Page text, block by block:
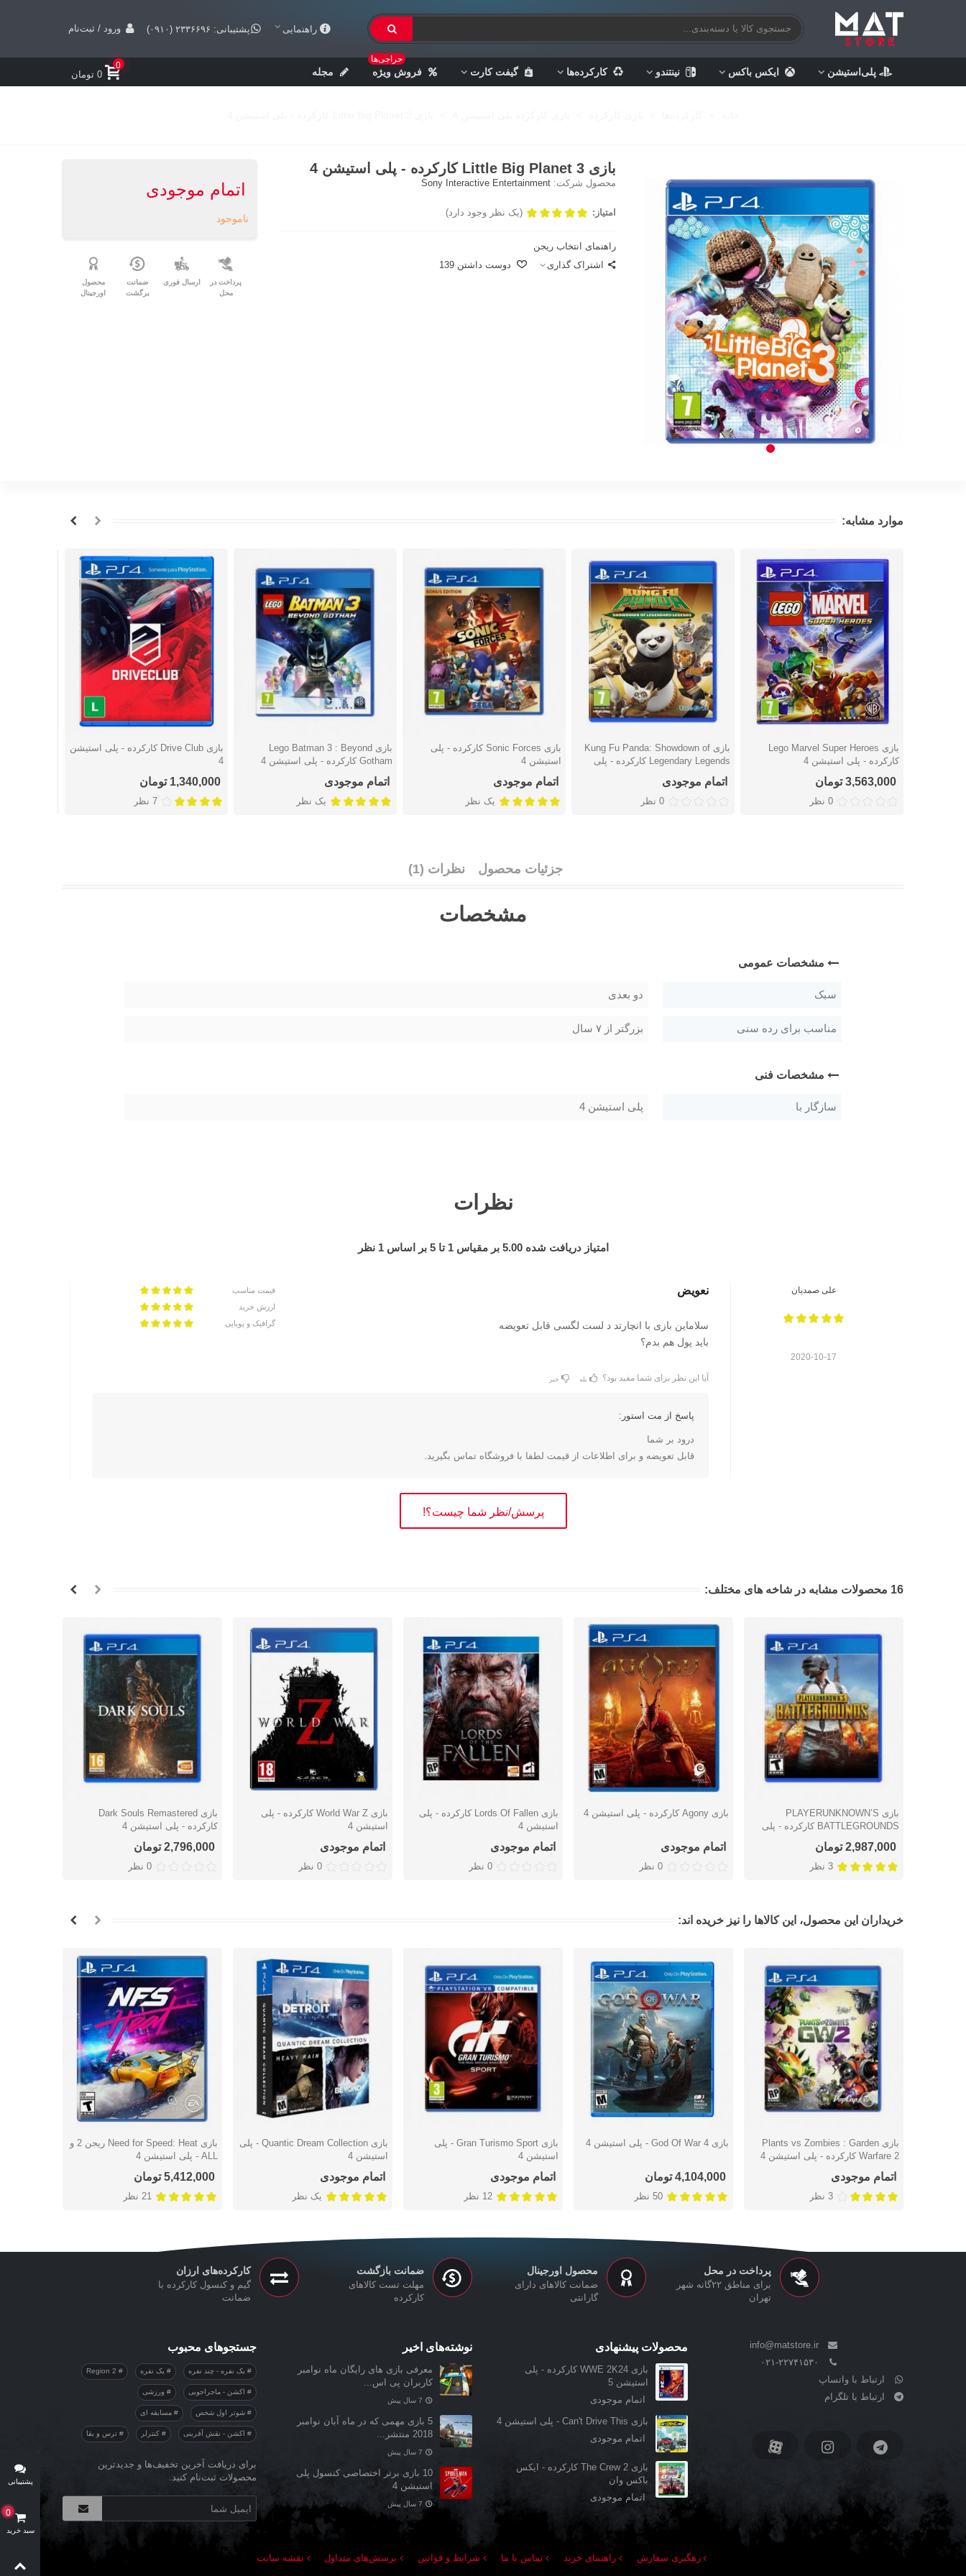
راهنمایی پشتیبانی: ۲۳۳۶۶۹۶ (۰۹۱۰) ورود / ثبت‌نام
پلی‌استیشن ایکس باکس نینتندو کارکرده‌ها گیفت کارت فروش ویژه
حراجی‌ها
مجله
0
0 تومان
بازی Little Big Planet 3 کارکرده - پلی استیشن 4
محصول شرکت: Sony Interactive Entertainment
امتیاز: (یک نظر وجود دارد)
راهنمای انتخاب ریجن
اشتراک گذاری
دوست داشتن 139
اتمام موجودی
ناموجود
پرداخت در
محل
ارسال فوری
ضمانت
برگشت
محصول
اورجینال
موارد مشابه:
دوست داشتن
بازی Lego Marvel Super Heroes
کارکرده - پلی استیشن 4
3,563,000 تومان
0 نظر
دوست داشتن
بازی Kung Fu Panda: Showdown of
Legendary Legends کارکرده - پلی
استیشن 4
اتمام موجودی
0 نظر
دوست داشتنبازی Sonic Forces کارکرده - پلی
استیشن 4
اتمام موجودی
یک نظر
دوست داشتن
بازی Lego Batman 3 : Beyond
Gotham کارکرده - پلی استیشن 4
اتمام موجودی
یک نظر
دوست داشتنبازی Drive Club کارکرده - پلی استیشن
4
1,340,000 تومان
7 نظر
جزئیات محصول نظرات (1)
مشخصات
مشخصات عمومی
سبک دو بعدی
مناسب برای رده سنی بزرگتر از ۷ سال
مشخصات فنی
سازگار با پلی استیشن 4
نظرات
امتیاز دریافت شده5.00 بر مقیاس1 تا5 بر اساس1 نظر
علی صمدیان
2020-10-17
نعویض
سلاماین بازی با انچارتد د لست لگسی قابل تعویضه
باید پول هم بدم؟
قیمت مناسب
ارزش خرید
گرافیک و پویایی
آیا این نظر برای شما مفید بود؟ بله خیر
پاسخ از مت استور:
درود بر شما
قابل تعویضه و برای اطلاعات از قیمت لطفا با فروشگاه تماس بگیرید.
پرسش/نظر شما چیست؟!
16 محصولات مشابه در شاخه های مختلف:
دوست داشتن
بازی PLAYERUNKNOWN’S
BATTLEGROUNDS کارکرده - پلی
2,987,000 تومان
3 نظر
دوست داشتن بازی Agony کارکرده - پلی استیشن 4
اتمام موجودی
0 نظر
دوست داشتن بازی Lords Of Fallen کارکرده - پلی
استیشن 4
اتمام موجودی
0 نظر
دوست داشتنبازی World War Z کارکرده - پلی
استیشن 4
اتمام موجودی
0 نظر
دوست داشتن
بازی Dark Souls Remastered
کارکرده - پلی استیشن 4
2,796,000 تومان
0 نظر
خریداران این محصول، این کالاها را نیز خریده اند:
دوست داشتن
بازی Plants vs Zombies : Garden
Warfare 2 کارکرده - پلی استیشن 4
اتمام موجودی
3 نظر
دوست داشتن بازی God Of War 4 - پلی استیشن 4
4,104,000 تومان
50 نظر
دوست داشتن
بازی Gran Turismo Sport - پلی
استیشن 4
اتمام موجودی
12 نظر
دوست داشتن
بازی Quantic Dream Collection - پلی
استیشن 4
اتمام موجودی
یک نظر
دوست داشتن
بازی Need for Speed: Heat ریجن 2 و
ALL - پلی استیشن 4
5,412,000 تومان
21 نظر
پرداخت در محل
برای مناطق ۲۲گانه شهر
تهران
محصول اورجینال
ضمانت کالاهای دارای
گارانتی
ضمانت بازگشت
مهلت تست کالاهای
کارکرده
کارکرده‌های ارزان
گیم و کنسول کارکرده با
ضمانت
info@matstore.ir
۰۲۱-۲۲۷۴۱۵۳۰
ارتباط با واتساپ
ارتباط با تلگرام
محصولات پیشنهادی
بازی WWE 2K24 کارکرده - پلی
استیشن 5
اتمام موجودی
بازی Can't Drive This - پلی استیشن 4
اتمام موجودی
بازی The Crew 2 کارکرده - ایکس
باکس وان
اتمام موجودی
نوشته‌های اخیر
معرفی بازی‌ های رایگان ماه نوامبر
کاربران پی اس...
7 سال پیش
5 بازی مهمی که در ماه آبان نوامبر
2018 منتشر...
7 سال پیش
10 بازی برتر اختصاصی کنسول پلی
استیشن 4
7 سال پیش
جستجوهای محبوب
یک نفره - چند نفره یک نفره
اکشن - ماجراجویی ورزشی
شوتر اول شخص مسابقه ای
اکشن - نقش آفرینی کنترلر ترس و بقا
برای دریافت آخرین تخفیف‌ها و جدیدترین
محصولات ثبت‌نام کنید.
رهگیری سفارش راهنمای خرید تماس با ما شرایط و قوانین پرسش‌های متداول نقشه سایت
پشتیبانی
سبد خرید
0